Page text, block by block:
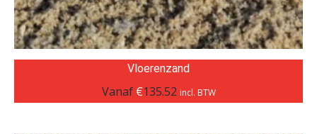
Vloerenzand
Vanaf €135.52 incl. BTW